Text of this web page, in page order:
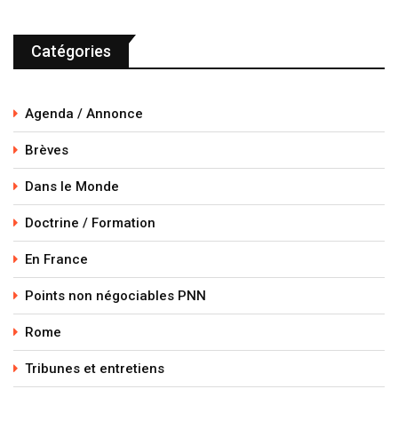
Catégories
Agenda / Annonce
Brèves
Dans le Monde
Doctrine / Formation
En France
Points non négociables PNN
Rome
Tribunes et entretiens